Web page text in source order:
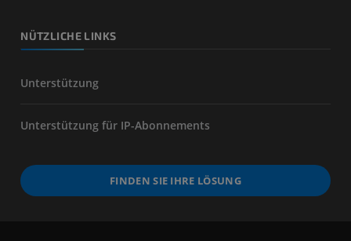
NÜTZLICHE LINKS
Unterstützung
Unterstützung für IP-Abonnements
FINDEN SIE IHRE LÖSUNG